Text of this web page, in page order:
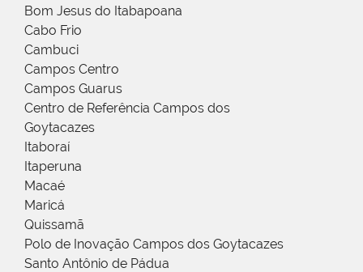
Bom Jesus do Itabapoana
Cabo Frio
Cambuci
Campos Centro
Campos Guarus
Centro de Referência Campos dos
Goytacazes
Itaboraí
Itaperuna
Macaé
Maricá
Quissamã
Polo de Inovação Campos dos Goytacazes
Santo Antônio de Pádua